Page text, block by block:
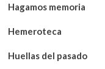
Hagamos memoria
Hemeroteca
Huellas del pasado